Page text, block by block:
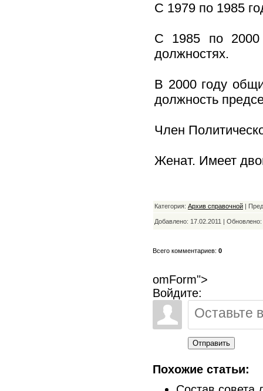
С 1979 по 1985
С 1985 по 2000
должностях.
В 2000 году
должность
Член
Женат. Имеет
Категория: Архив справочной |
Добавлено: 17.02.2011 | Обновлено:
Всего комментариев: 0
omForm">
Войдите:
Отправить
Похожие статьи: